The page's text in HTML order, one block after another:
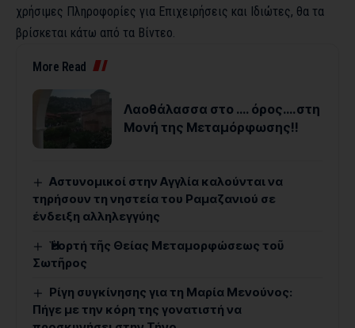
χρήσιμες Πληροφορίες για Επιχειρήσεις και Ιδιώτες, θα τα
βρίσκεται κάτω από τα Βίντεο.
More Read
Λαοθάλασσα στο …. όρος….στη
Μονή της Μεταμόρφωσης!!
Αστυνομικοί στην Αγγλία καλούνται να
τηρήσουν τη νηστεία του Ραμαζανιού σε
ένδειξη αλληλεγγύης
Ἡ ἑορτή τῆς Θείας Μεταμορφώσεως τοῦ
Σωτῆρος
Ρίγη συγκίνησης για τη Μαρία Μενούνος:
Πήγε με την κόρη της γονατιστή να